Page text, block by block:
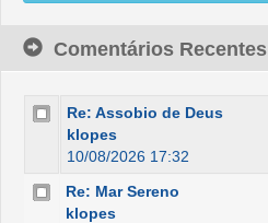
Comentários Recentes
Re: Assobio de Deus
klopes
10/08/2026 17:32
Re: Mar Sereno
klopes